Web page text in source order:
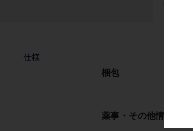
仕様
仕様
梱包
薬事・その他情報